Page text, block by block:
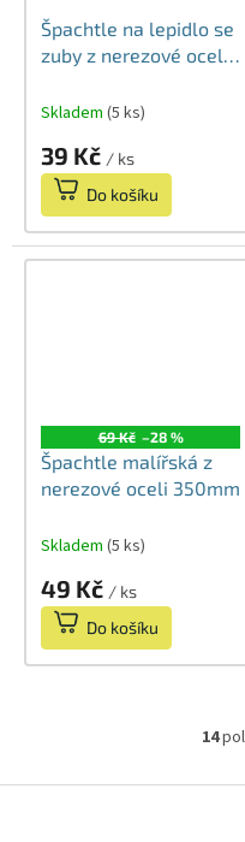
Špachtle na lepidlo se
zuby z nerezové oceli
Skladem (5 ks)
39 Kč / ks
Do košíku
69 Kč –28 %
Špachtle malířská z
nerezové oceli 350mm
Skladem (5 ks)
49 Kč / ks
Do košíku
14